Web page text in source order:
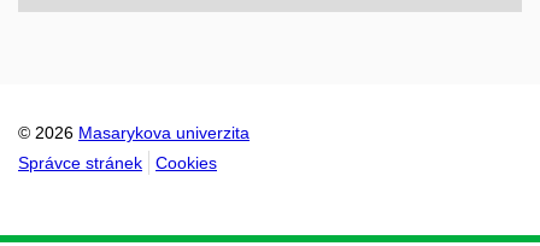
© 2026 Masarykova univerzita
Správce stránek
Cookies